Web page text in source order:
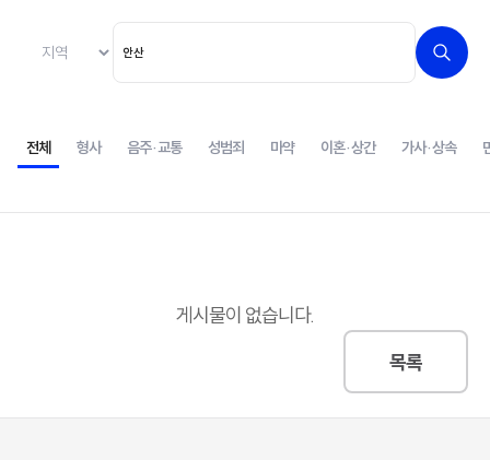
전체 형사 음주·교통 성범죄 마약 이혼·상간 가사·상속
게시물이 없습니다.
목록